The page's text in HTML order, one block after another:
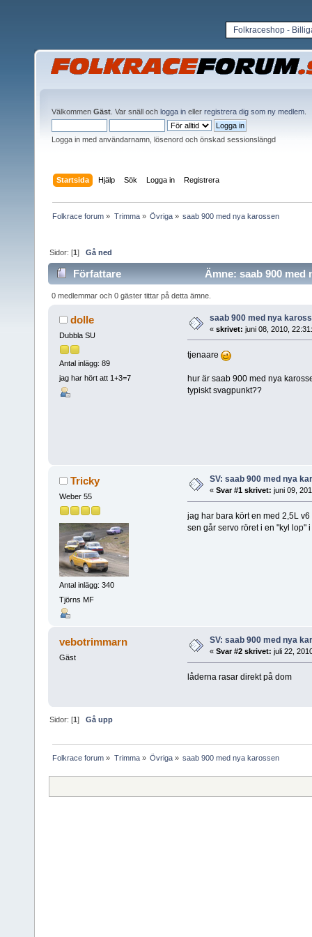
Folkraceshop -
Välkommen Gäst . Var snäll och logga in eller registrera dig som ny medlem
Logga in med användarnamn, lösenord och önskad sessionslängd
Startsida Hjälp Sök Logga in Registrera
Folkrace forum » Trimma» Övriga» saab 900 med nya karossen
Sidor: [1]Gå ned
Författare Ämne: saab 900 med
0 medlemmar och 0 gäster tittar på detta ämne.
dolle
Dubbla SU
Antal inlägg: 89
jag har hört att 1+3=7
saab 900 med nya
« skrivet: juni 08, 2010,
tjenaare
hur är saab 900 med nya
typiskt svagpunkt??
Tricky
Weber 55
Antal inlägg: 340
Tjörns MF
SV: saab 900 med nya
« Svar #1 skrivet: juni 09,
jag har bara kört en med 2,5L
sen går servo röret i en "kyl lop"
vebotrimmarn
Gäst
SV: saab 900 med nya
« Svar #2 skrivet: juli 22,
låderna rasar direkt på dom
Sidor: [1]Gå upp
Folkrace forum » Trimma» Övriga» saab 900 med nya karossen